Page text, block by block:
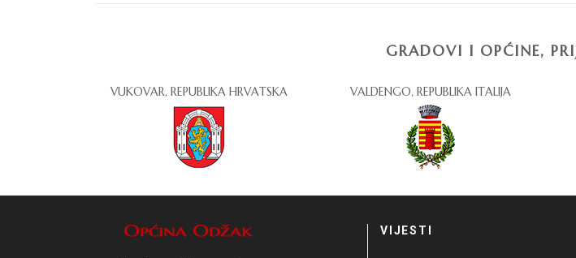
GRADOVI I OPĆINE,
VUKOVAR, REPUBLIKA HRVATSKA VALDENGO, REPUBLIKA ITALIJA
VIJESTI